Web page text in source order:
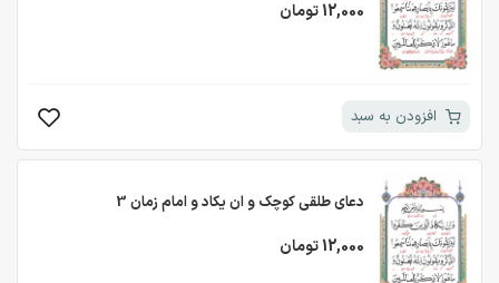
12,000 تومان
افزودن به سبد
دعای طلقی کوچک و ان یکاد و امام زمان 3
12,000 تومان